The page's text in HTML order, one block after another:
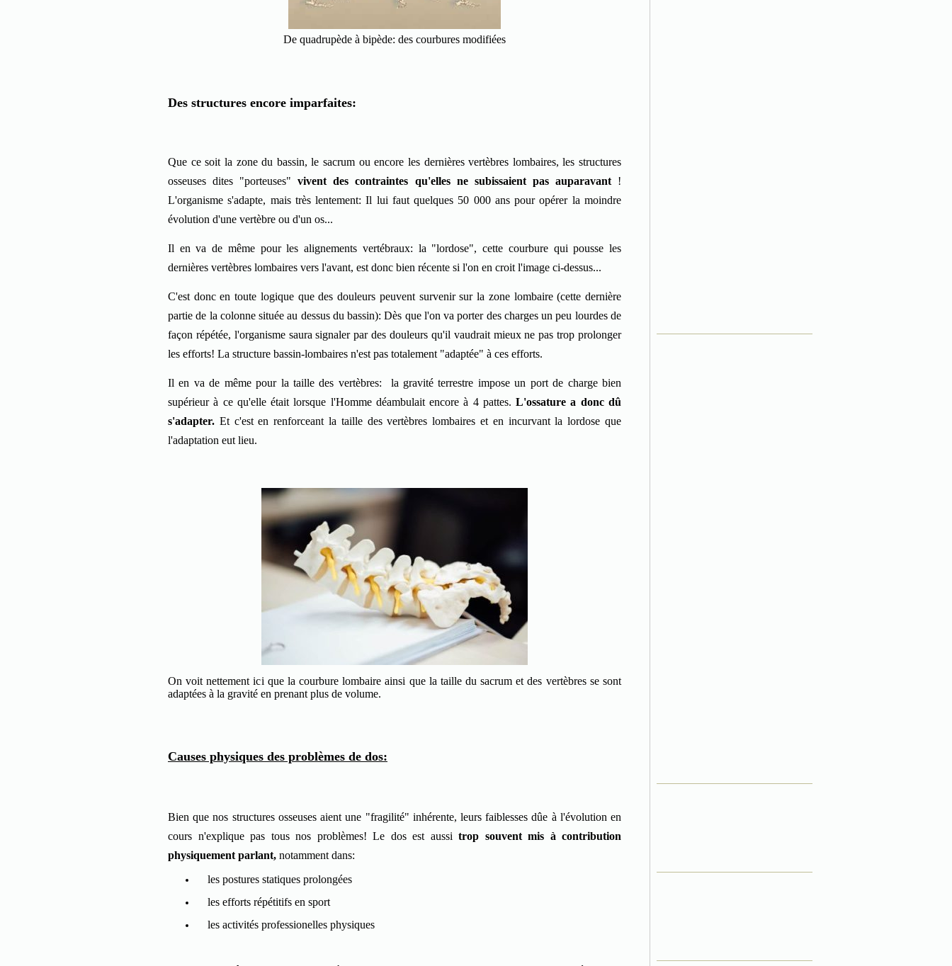
De quadrupède à bipède: des courbures modifiées
Des structures encore imparfaites:
Que ce soit la zone du bassin, le sacrum ou encore les dernières vertèbres lombaires, les structures
osseuses dites "porteuses"vivent des contraintes qu'elles ne subissaient pas auparavant!
L'organisme s'adapte, mais très lentement: Il lui faut quelques 50 000 ans pour opérer la moindre
évolution d'une vertèbre ou d'un os...
Il en va de même pour les alignements vertébraux: la "lordose", cette courbure qui pousse les
dernières vertèbres lombaires vers l'avant, est donc bien récente si l'on en croit l'image ci-dessus...
C'est donc en toute logique que des douleurs peuvent survenir sur la zone lombaire (cette dernière
partie de la colonne située au dessus du bassin): Dès que l'on va porter des charges un peu lourdes de
façon répétée, l'organisme saura signaler par des douleurs qu'il vaudrait mieux ne pas trop prolonger
les efforts! La structure bassin-lombaires n'est pas totalement "adaptée" à ces efforts.
Il en va de même pour la taille des vertèbres: la gravité terrestre impose un port de charge bien
supérieur à ce qu'elle était lorsque l'Homme déambulait encore à 4 pattes.L'ossature a donc dû
s'adapter. Et c'est en renforceant la taille des vertèbres lombaires et en incurvant la lordose que
l'adaptation eut lieu.
On voit nettement ici que la courbure lombaire ainsi que la taille du sacrum et des vertèbres se sont
adaptées à la gravité en prenant plus de volume.
Causes physiques des problèmes de dos:
Bien que nos structures osseuses aient une "fragilité" inhérente, leurs faiblesses dûe à l'évolution en
cours n'explique pas tous nos problèmes! Le dos est aussi trop souvent mis à contribution
physiquement parlant, notamment dans:
les postures statiques prolongées
les efforts répétitifs en sport
les activités professionelles physiques